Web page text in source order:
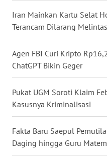
Iran Mainkan Kartu Selat
Terancam Dilarang Melintas
Agen FBI Curi Kripto
ChatGPT Bikin Geger
Pukat UGM Soroti Klaim
Kasusnya Kriminalisasi
Fakta Baru Saepul
Daging hingga Guru
SUMSEL
WN
BENGKULU
WN
LAMPUNG
WN
JATENG